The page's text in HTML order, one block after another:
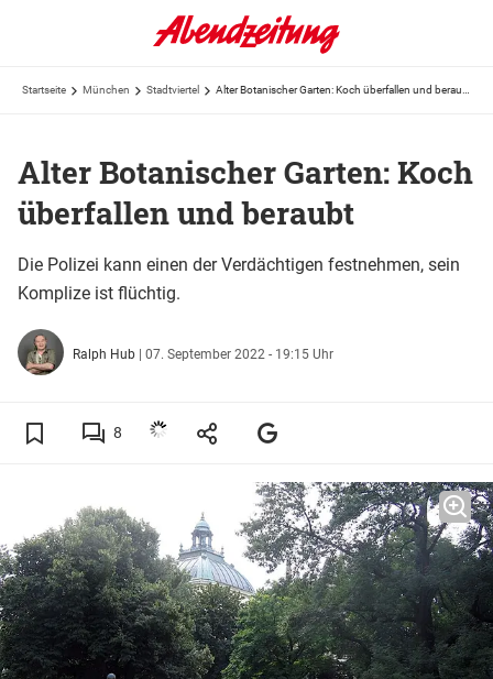
Startseite München Stadtviertel
Alter Botanischer Garten: Koch
überfallen und beraubt
Die Polizei kann einen der Verdächtigen festnehmen, sein
Komplize ist flüchtig.
Ralph Hub | 07. September 2022 - 19:15 Uhr
8